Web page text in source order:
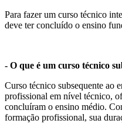
Para fazer um curso técnico
deve ter concluído o ensino
- O que é um curso técnico
Curso técnico subsequente ao
profissional em nível técnico,
concluíram o ensino médio.
formação profissional, sua